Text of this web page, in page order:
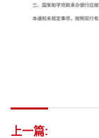
上一篇: